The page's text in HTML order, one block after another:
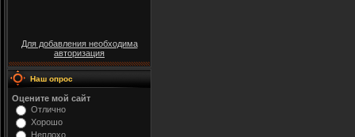
Для добавления необходима
авторизация
Наш опрос
Оцените мой сайт
Отлично
Хорошо
Неплохо